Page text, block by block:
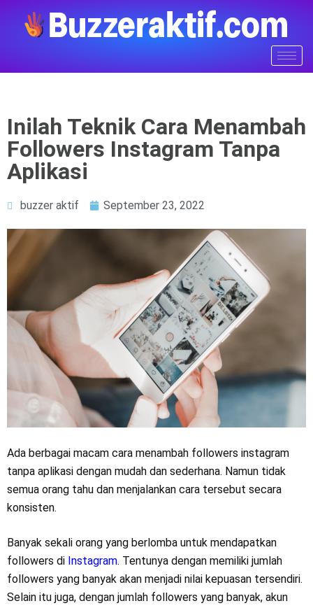
Inilah Teknik Cara Menambah
Followers Instagram Tanpa
Aplikasi
buzzer aktif September 23, 2022
Ada berbagai macam cara menambah followers instagram
tanpa aplikasi dengan mudah dan sederhana. Namun tidak
semua orang tahu dan menjalankan cara tersebut secara
konsisten.
Banyak sekali orang yang berlomba untuk mendapatkan
followers di Instagram. Tentunya dengan memiliki jumlah
followers yang banyak akan menjadi nilai kepuasan tersendiri.
Selain itu juga, dengan jumlah followers yang banyak, akun